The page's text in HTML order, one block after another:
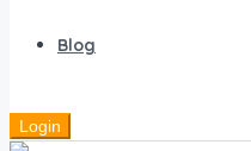
Blog
Login